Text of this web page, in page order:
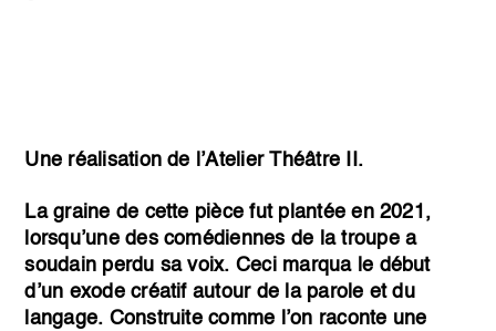
Une réalisation de l’Atelier Théâtre II.
La graine de cette pièce fut plantée en 2021,
lorsqu’une des comédiennes de la troupe a
soudain perdu sa voix. Ceci marqua le début
d’un exode créatif autour de la parole et du
langage. Construite comme l’on raconte une